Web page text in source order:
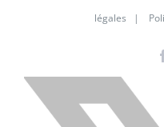
légales |
X